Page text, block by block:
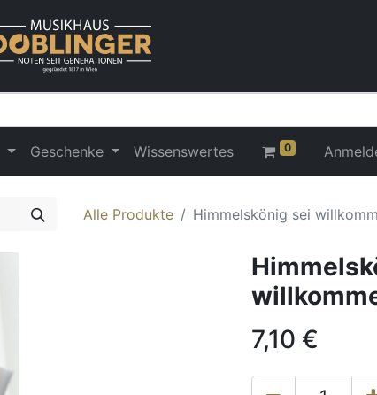
Geschenke Wissenswertes 0
Alle Produkte Himmelskönig sei
7,10 €